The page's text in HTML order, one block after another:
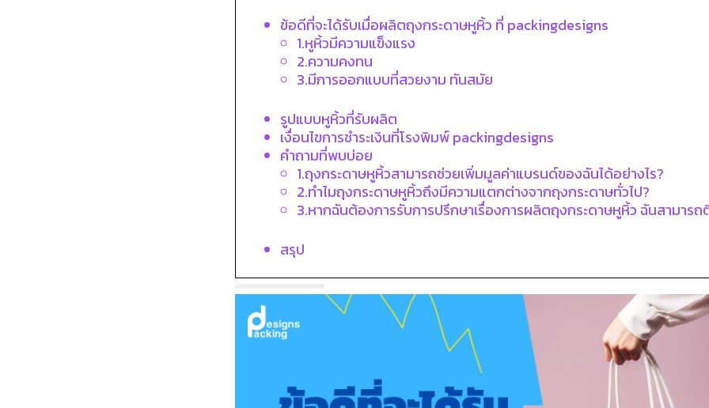
ข้อดีที่จะได้รับเมื่อผลิตถุงกระดาษหูหิ้ว ที่ packingdesigns
1.หูหิ้วมีความแข็งแรง
2.ความคงทน
3.มีการออกแบบที่สวยงาม ทันสมัย
รูปแบบหูหิ้วที่รับผลิต
เงื่อนไขการชำระเงินที่โรงพิมพ์ packingdesigns
คำถามที่พบบ่อย
1.ถุงกระดาษหูหิ้วสามารถช่วยเพิ่มมูลค่าแบรนด์ของฉันได้อย่างไร?
2.ทำไมถุงกระดาษหูหิ้วถึงมีความแตกต่างจากถุงกระดาษทั่วไป?
3.หากฉันต้องการรับการปรึกษาเรื่องการผลิตถุงกระดาษหูหิ้ว ฉันสามาร
สรุป